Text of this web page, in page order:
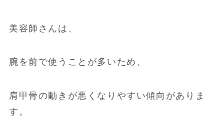
美容師さんは、
腕を前で使うことが多いため、
肩甲骨の動きが悪くなりやすい傾向がありま
す。